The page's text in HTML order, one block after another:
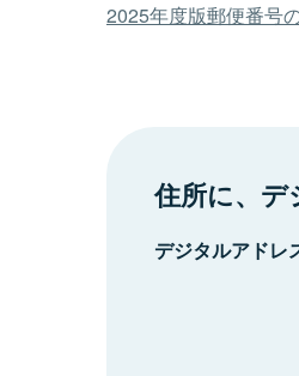
2025年度版郵便番号
住所に、デ
デジタルアドレ